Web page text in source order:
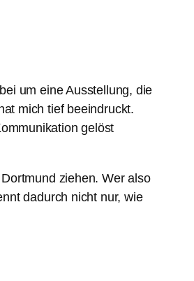
um eine Ausstellung, die
mich tief beeindruckt.
gelöst
ziehen. Wer also
dadurch nicht nur, wie